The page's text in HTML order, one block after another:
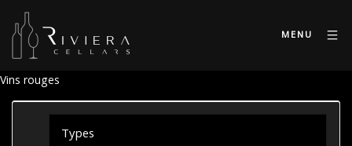
MENU
Vins rouges
Types